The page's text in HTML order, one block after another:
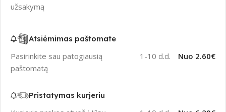
užsakymą
Atsiėmimas paštomate
Pasirinkite sau patogiausią
paštomatą
1-10 d.d. Nuo 2.60€
Pristatymas kurjeriu